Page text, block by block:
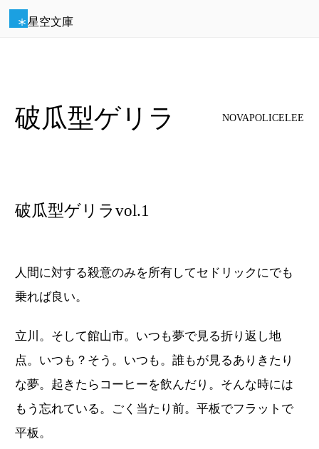
星空文庫
破瓜型ゲリラ NOVAPOLICELEE
破瓜型ゲリラvol.1
人間に対する殺意のみを所有してセドリックにでも
乗れば良い。
立川。そして館山市。いつも夢で見る折り返し地
点。いつも？そう。いつも。誰もが見るありきたり
な夢。起きたらコーヒーを飲んだり。そんな時には
もう忘れている。ごく当たり前。平板でフラットで
平板。